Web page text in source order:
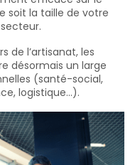
soit la taille de votre
de l’artisanat, les
désormais un large
(santé-social,
logistique…).